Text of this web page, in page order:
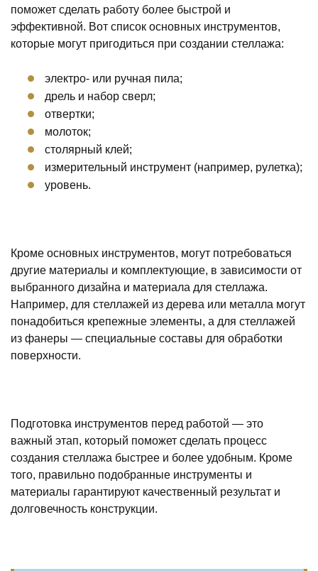
поможет сделать работу более быстрой и
эффективной. Вот список основных инструментов,
которые могут пригодиться при создании стеллажа:
электро- или ручная пила;
дрель и набор сверл;
отвертки;
молоток;
столярный клей;
измерительный инструмент (например, рулетка);
уровень.
Кроме основных инструментов, могут потребоваться
другие материалы и комплектующие, в зависимости от
выбранного дизайна и материала для стеллажа.
Например, для стеллажей из дерева или металла могут
понадобиться крепежные элементы, а для стеллажей
из фанеры — специальные составы для обработки
поверхности.
Подготовка инструментов перед работой — это
важный этап, который поможет сделать процесс
создания стеллажа быстрее и более удобным. Кроме
того, правильно подобранные инструменты и
материалы гарантируют качественный результат и
долговечность конструкции.